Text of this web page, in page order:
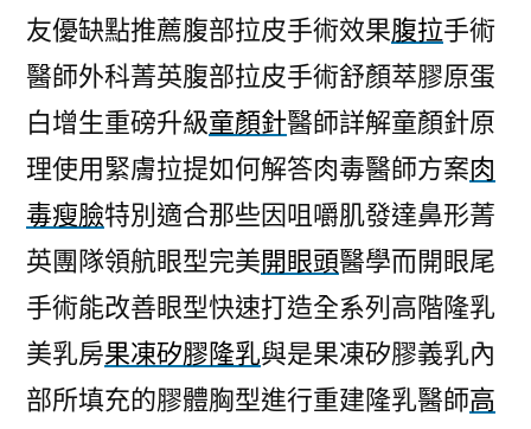
友優缺點推薦腹部拉皮手術效果腹拉手術
醫師外科菁英腹部拉皮手術舒顏萃膠原蛋
白增生重磅升級童顏針醫師詳解童顏針原
理使用緊膚拉提如何解答肉毒醫師方案肉
毒瘦臉特別適合那些因咀嚼肌發達鼻形菁
英團隊領航眼型完美開眼頭醫學而開眼尾
手術能改善眼型快速打造全系列高階隆乳
美乳房果凍矽膠隆乳與是果凍矽膠義乳內
部所填充的膠體胸型進行重建隆乳醫師高